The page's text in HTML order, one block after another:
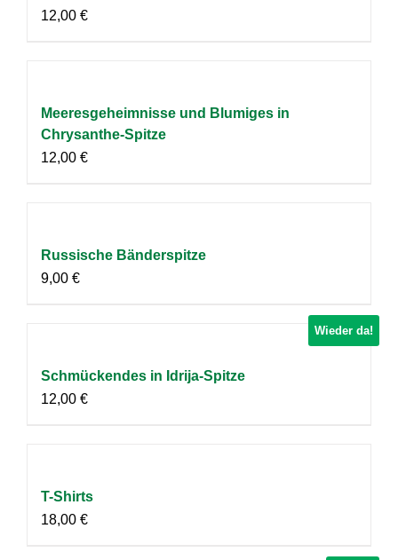
12,00 €
Meeresgeheimnisse und Blumiges in
Chrysanthe-Spitze
12,00 €
Russische Bänderspitze
9,00 €
Wieder da!
Schmückendes in Idrija-Spitze
12,00 €
T-Shirts
18,00 €